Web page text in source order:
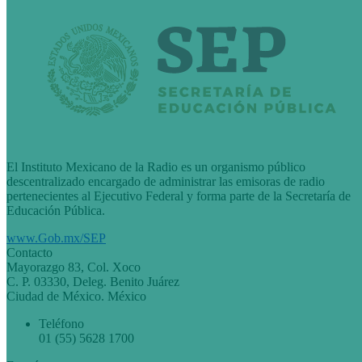
El Instituto Mexicano de la Radio es un organismo público
descentralizado encargado de administrar las emisoras de radio
pertenecientes al Ejecutivo Federal y forma parte de la Secretaría de
Educación Pública.
www.Gob.mx/SEP
Contacto
Mayorazgo 83, Col. Xoco
C. P. 03330, Deleg. Benito Juárez
Ciudad de México. México
Teléfono
01 (55) 5628 1700